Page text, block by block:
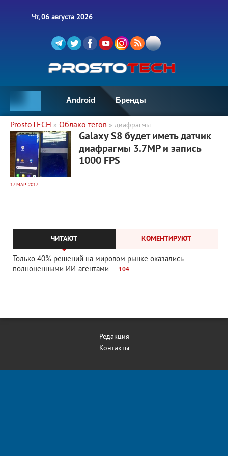
Чт, 06 августа 2026
Android Бренды
ProstoTECH » Облако тегов » диафрагмы
3 699 0
Galaxy S8 будет иметь датчик
диафрагмы 3.7MP и запись
1000 FPS
17 МАР 2017
ЧИТАЮТ КОМЕНТИРУЮТ
Только 40% решений на мировом рынке оказались
полноценными ИИ-агентами
104
Редакция
Контакты